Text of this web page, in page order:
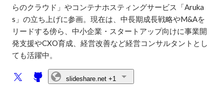
らのクラウド」やコンテナホスティングサービス「Aruka
s」の立ち上げに参画。現在は、中長期成長戦略やM&Aを
リードする傍ら、中小企業・スタートアップ向けに事業開
発支援やCXO育成、経営改善など経営コンサルタントとし
ても活躍中。
slideshare.net +1